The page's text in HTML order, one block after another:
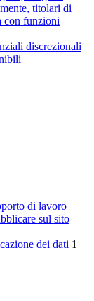
titolari di
con funzioni
discrezionali
di lavoro
sul sito
dei dati 1